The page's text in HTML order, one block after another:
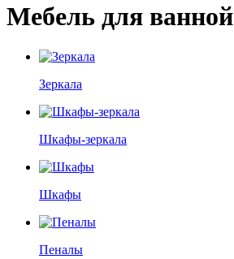
Мебель для ванной
Зеркала
Шкафы-зеркала
Шкафы
Пеналы